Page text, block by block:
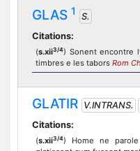
GLAS 1
S.
Citations:
(s.xii3/4) Sonent encontre
timbres e les tabors Rom
GLATIR V.INTRANS.
Citations:
(s.xii3/4) Home ne